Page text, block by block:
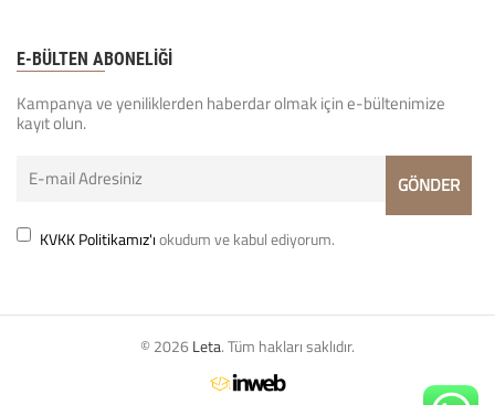
E-BÜLTEN ABONELİĞİ
Kampanya ve yeniliklerden haberdar olmak için e-bültenimize
kayıt olun.
KVKK Politikamız'ıokudum ve kabul ediyorum.
© 2026 Leta. Tüm hakları saklıdır.